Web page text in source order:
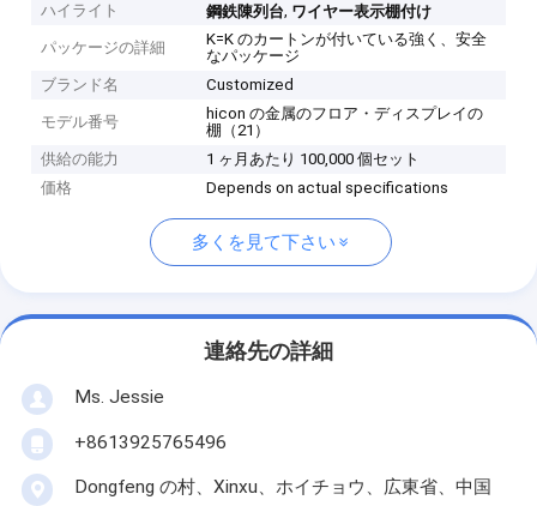
ハイライト 鋼鉄陳列台, ワイヤー表示棚付け
パッケージの詳細
K=K のカートンが付いている強く、安全
なパッケージ
ブランド名
Customized
モデル番号
hicon の金属のフロア・ディスプレイの
棚（21）
供給の能力
1 ヶ月あたり 100,000 個セット
価格
Depends on actual specifications
多くを見て下さい
連絡先の詳細
Ms. Jessie
+8613925765496
Dongfeng の村、Xinxu、ホイチョウ、広東省、中国